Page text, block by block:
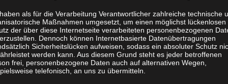
als für die Verarbeitung Verantwortlicher zahlreiche technische
Maßnahmen umgesetzt, um einen möglichst lückenlosen
der über diese Internetseite verarbeiteten personenbezogenen
Dennoch können Internetbasierte Datenübertragungen
Sicherheitslücken aufweisen, sodass ein absoluter Schutz
werden kann. Aus diesem Grund steht es jeder betroffenen
frei, personenbezogene Daten auch auf alternativen Wegen,
telefonisch, an uns zu übermitteln.